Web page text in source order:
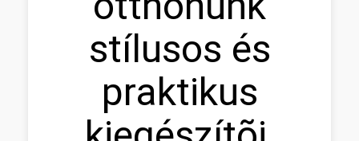
stílusos és
praktikus